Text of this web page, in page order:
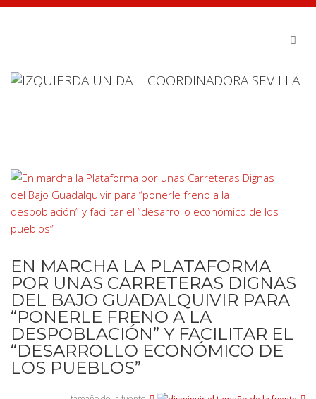
EN MARCHA LA PLATAFORMA
POR UNAS CARRETERAS DIGNAS
DEL BAJO GUADALQUIVIR PARA
“PONERLE FRENO A LA
DESPOBLACIÓN” Y FACILITAR EL
“DESARROLLO ECONÓMICO DE
LOS PUEBLOS”